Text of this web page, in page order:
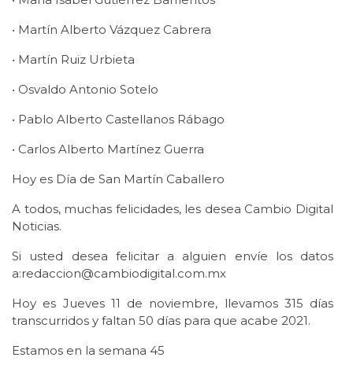
• Martín Alberto Vázquez Cabrera
• Martín Ruiz Urbieta
• Osvaldo Antonio Sotelo
• Pablo Alberto Castellanos Rábago
• Carlos Alberto Martínez Guerra
Hoy es Día de San Martín Caballero
A todos, muchas felicidades, les desea Cambio Digital
Noticias.
Si usted desea felicitar a alguien envíe los datos
a:redaccion@cambiodigital.com.mx
Hoy es Jueves 11 de noviembre, llevamos 315 días
transcurridos y faltan 50 días para que acabe 2021.
Estamos en la semana 45